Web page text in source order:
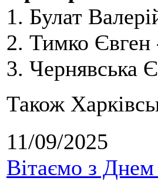
1. Булат
2. Тимко Євген
3. Чернявська
Також
11/09/2025
Вітаємо з Днем